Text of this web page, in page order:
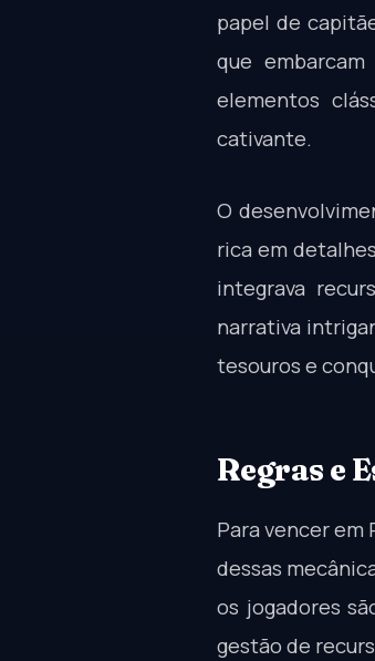
papel de
que
elementos
cativante.
O
rica em
integrava
narrativa
tesouros e
Regras e
Para vencer em
dessas
os jogadores
gestão de